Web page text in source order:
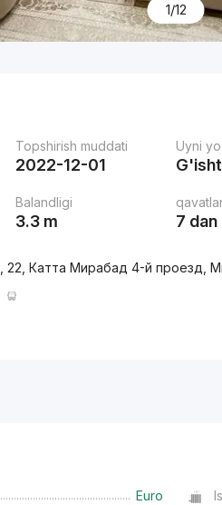
1/12
Topshirish muddati
2022-12-01
Uyni
G'isht
Balandligi
3.3 m 7 dan
22, Катта Мирабад 4-й проезд,
Euro